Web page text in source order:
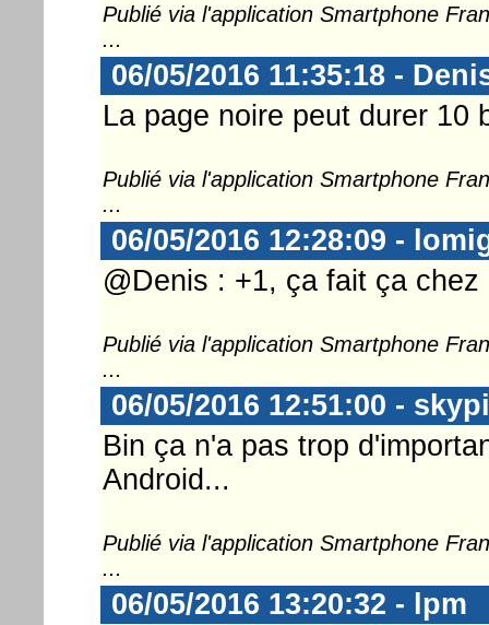
Publié via l'application Smartphone
...
06/05/2016 11:35:18 -
La page noire peut durer 10
Publié via l'application Smartphone
...
06/05/2016 12:28:09 -
@Denis : +1, ça fait ça chez
Publié via l'application Smartphone
...
06/05/2016 12:51:00 -
Bin ça n'a pas trop
Android...
Publié via l'application Smartphone
...
06/05/2016 13:20:32 - lpm